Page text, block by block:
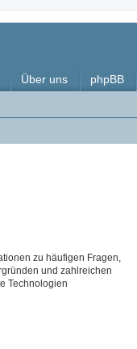
Über uns phpBB
zu häufigen Fragen,
und zahlreichen
Technologien